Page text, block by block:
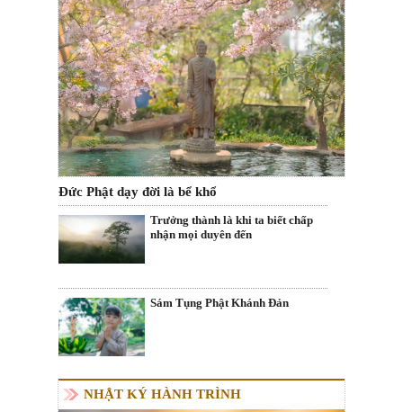
Đức Phật dạy đời là bể khổ
Trưởng thành là khi ta biết chấp
nhận mọi duyên đến
Sám Tụng Phật Khánh Đản
NHẬT KÝ HÀNH TRÌNH